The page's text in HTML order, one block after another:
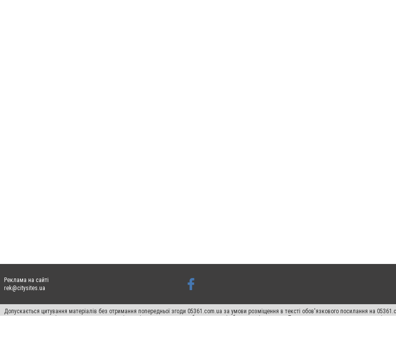
Реклама на сайті
rek@citysites.ua
Допускається цитування матеріалів без отримання попередньої згоди 05361.com.ua за умови розміщення в тексті обов'язкового посилання на
пошукових систем гіперпосилання на цитовані статті не нижче другого абзацу в тексті або в якості джерела. Порушення виняткових прав